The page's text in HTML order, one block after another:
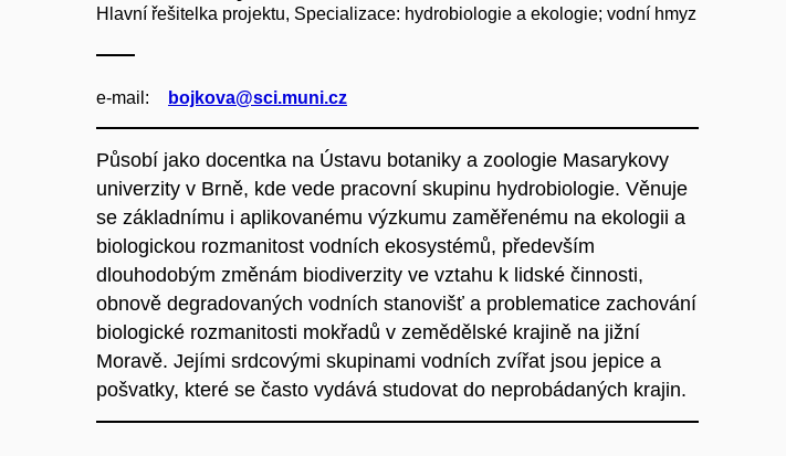
Hlavní řešitelka projektu, Specializace: hydrobiologie a ekologie; vodní hmyz
e‑mail: bojkova@sci.muni.cz
Působí jako docentka na Ústavu botaniky a zoologie Masarykovy
univerzity v Brně, kde vede pracovní skupinu hydrobiologie. Věnuje
se základnímu i aplikovanému výzkumu zaměřenému na ekologii a
biologickou rozmanitost vodních ekosystémů, především
dlouhodobým změnám biodiverzity ve vztahu k lidské činnosti,
obnově degradovaných vodních stanovišť a problematice zachování
biologické rozmanitosti mokřadů v zemědělské krajině na jižní
Moravě. Jejími srdcovými skupinami vodních zvířat jsou jepice a
pošvatky, které se často vydává studovat do neprobádaných krajin.